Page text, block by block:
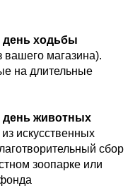
день ходьбы
вашего магазина).
на длительные
день животных
искусственных
сбор
зоопарке или